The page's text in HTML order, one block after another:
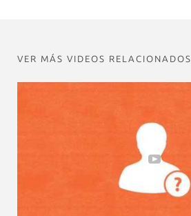
VER MÁS VIDEOS RELACIONADOS